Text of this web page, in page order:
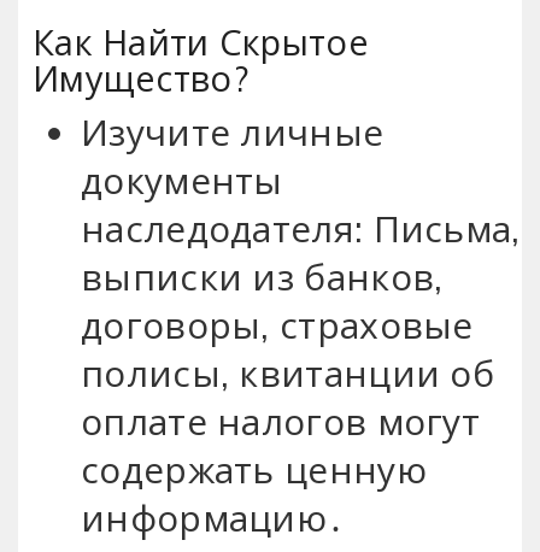
Как Найти Скрытое
Имущество?
Изучите личные
документы
наследодателя: Письма,
выписки из банков,
договоры, страховые
полисы, квитанции об
оплате налогов могут
содержать ценную
информацию․